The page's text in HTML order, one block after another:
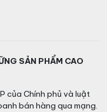
SẢN PHẨM CAO
của Chính phủ và luật
bán hàng qua mạng.